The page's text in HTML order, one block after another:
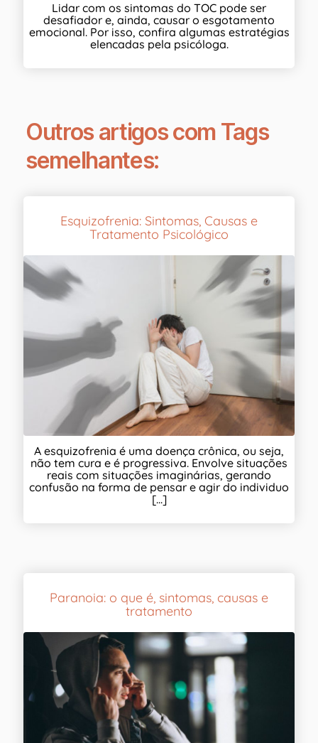
Lidar com os sintomas do TOC pode ser
desafiador e, ainda, causar o esgotamento
emocional. Por isso, confira algumas estratégias
elencadas pela psicóloga.
Outros artigos com Tags
semelhantes:
Esquizofrenia: Sintomas, Causas e
Tratamento Psicológico
A esquizofrenia é uma doença crônica, ou seja,
não tem cura e é progressiva. Envolve situações
reais com situações imaginárias, gerando
confusão na forma de pensar e agir do individuo
[...]
Paranoia: o que é, sintomas, causas e
tratamento